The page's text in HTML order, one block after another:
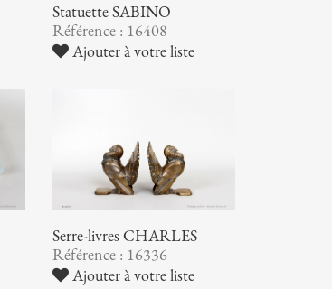
Statuette SABINO
Référence : 16408
Ajouter à votre liste
Serre-livres CHARLES
Référence : 16336
Ajouter à votre liste